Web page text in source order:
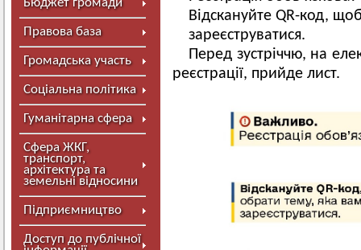
Бюджет громади
Правова база
Громадська участь
Соціальна політика
Гуманітарна сфера
Сфера ЖКГ,
транспорт,
архітектура та
земельні відносини
Підприємництво
Доступ до публічної
Відскануйте QR-код,
зареєструватися.
Перед зустріччю, на
реєстрації, прийде лист.